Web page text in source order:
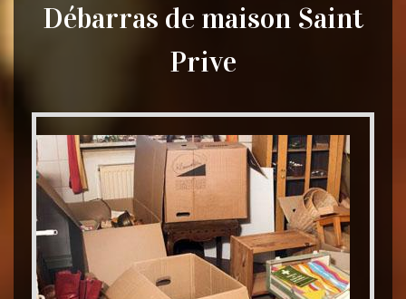
Débarras de maison Saint
Prive